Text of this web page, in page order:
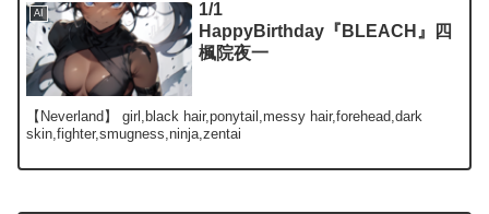
AI
1/1
HappyBirthday『BLEACH』四
楓院夜一
【Neverland】 girl,black hair,ponytail,messy hair,forehead,dark
skin,fighter,smugness,ninja,zentai